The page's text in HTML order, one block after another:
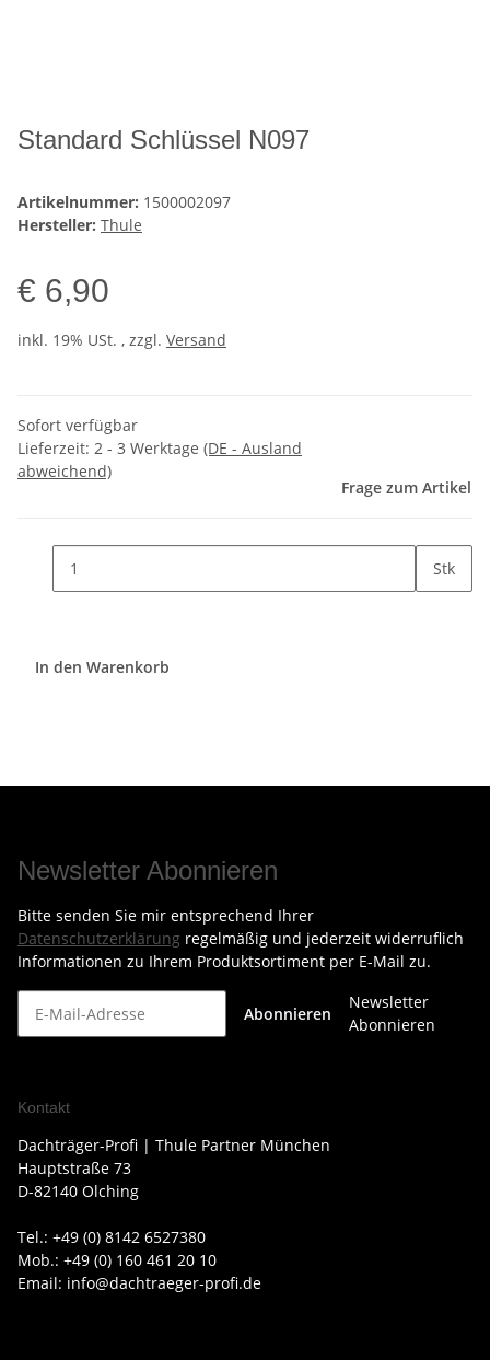
Standard Schlüssel N097
Artikelnummer: 1500002097
Hersteller: Thule
€ 6,90
inkl. 19% USt. , zzgl. Versand
Sofort verfügbar
Lieferzeit: 2 - 3 Werktage (DE - Ausland
abweichend)
Frage zum Artikel
Stk
In den Warenkorb
Newsletter Abonnieren
Bitte senden Sie mir entsprechend Ihrer
Datenschutzerklärung regelmäßig und jederzeit widerruflich
Informationen zu Ihrem Produktsortiment per E-Mail zu.
Abonnieren
Newsletter
Abonnieren
Kontakt
Dachträger-Profi | Thule Partner München
Hauptstraße 73
D-82140 Olching
Tel.: +49 (0) 8142 6527380
Mob.: +49 (0) 160 461 20 10
Email: info@dachtraeger-profi.de